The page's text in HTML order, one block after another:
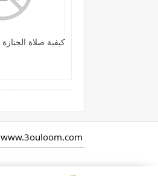
كيفية صلاة الجنازة
www.3ouloom.com